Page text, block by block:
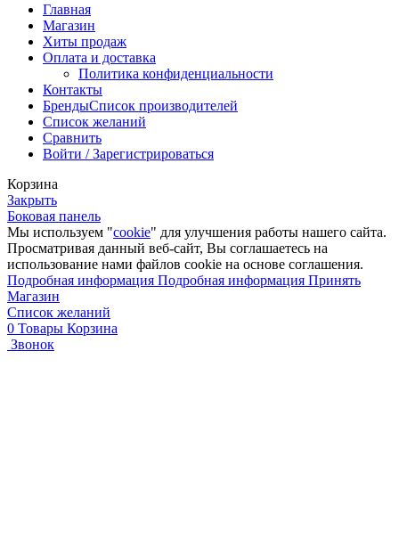
Главная
Магазин
Хиты продаж
Оплата и доставка
Политика конфиденциальности
Контакты
БрендыСписок производителей
Список желаний
Сравнить
Войти / Зарегистрироваться
Корзина
Закрыть
Боковая панель
Мы используем "cookie" для улучшения работы нашего сайта.
Просматривая данный веб-сайт, Вы соглашаетесь на
использование нами файлов cookie на основе соглашения.
Подробная информация Подробная информация Принять
Магазин
Список желаний
0 Товары Корзина
Звонок